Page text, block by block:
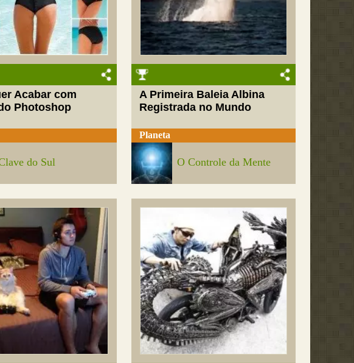
Acabar com
Photoshop
do Sul
A Primeira Baleia Albina
Registrada no Mundo
Planeta
O Controle da Mente